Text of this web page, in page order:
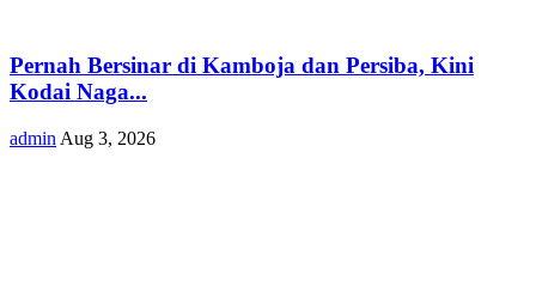
Pernah Bersinar di Kamboja dan Persiba, Kini
Kodai Naga...
admin Aug 3, 2026